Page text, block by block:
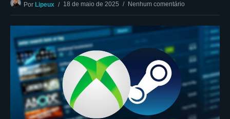
Por Lipeux 18 de maio de 2025 Nenhum comentário